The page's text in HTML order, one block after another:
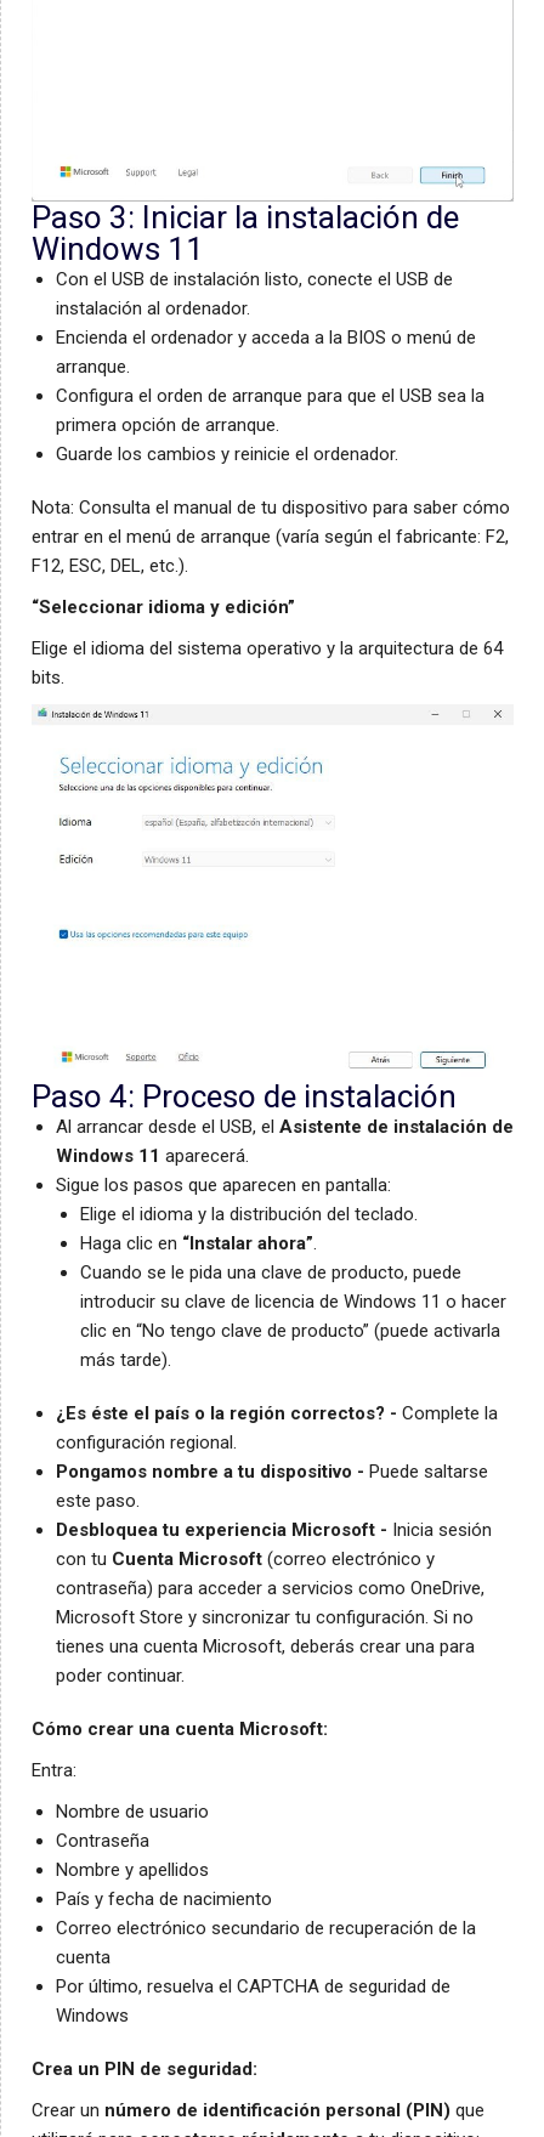
Paso 3: Iniciar la instalación de
Windows 11
Con el USB de instalación listo, conecte el USB de
instalación al ordenador.
Encienda el ordenador y acceda a la BIOS o menú de
arranque.
Configura el orden de arranque para que el USB sea la
primera opción de arranque.
Guarde los cambios y reinicie el ordenador.
Nota: Consulta el manual de tu dispositivo para saber cómo
entrar en el menú de arranque (varía según el fabricante: F2,
F12, ESC, DEL, etc.).
“Seleccionar idioma y edición”
Elige el idioma del sistema operativo y la arquitectura de 64
bits.
Paso 4: Proceso de instalación
Al arrancar desde el USB, el Asistente de instalación de
Windows 11 aparecerá.
Sigue los pasos que aparecen en pantalla:
Elige el idioma y la distribución del teclado.
Haga clic en “Instalar ahora”.
Cuando se le pida una clave de producto, puede
introducir su clave de licencia de Windows 11 o hacer
clic en “No tengo clave de producto” (puede activarla
más tarde).
¿Es éste el país o la región correctos? - Complete la
configuración regional.
Pongamos nombre a tu dispositivo - Puede saltarse
este paso.
Desbloquea tu experiencia Microsoft - Inicia sesión
con tu Cuenta Microsoft (correo electrónico y
contraseña) para acceder a servicios como OneDrive,
Microsoft Store y sincronizar tu configuración. Si no
tienes una cuenta Microsoft, deberás crear una para
poder continuar.
Cómo crear una cuenta Microsoft:
Entra:
Nombre de usuario
Contraseña
Nombre y apellidos
País y fecha de nacimiento
Correo electrónico secundario de recuperación de la
cuenta
Por último, resuelva el CAPTCHA de seguridad de
Windows
Crea un PIN de seguridad:
Crear un número de identificación personal (PIN) que